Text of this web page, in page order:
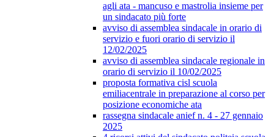
agli ata - mancuso e mastrolia insieme per
un sindacato più forte
avviso di assemblea sindacale in orario di
servizio e fuori orario di servizio il
12/02/2025
avviso di assemblea sindacale regionale in
orario di servizio il 10/02/2025
proposta formativa cisl scuola
emiliacentrale in preparazione al corso per
posizione economiche ata
rassegna sindacale anief n. 4 - 27 gennaio
2025